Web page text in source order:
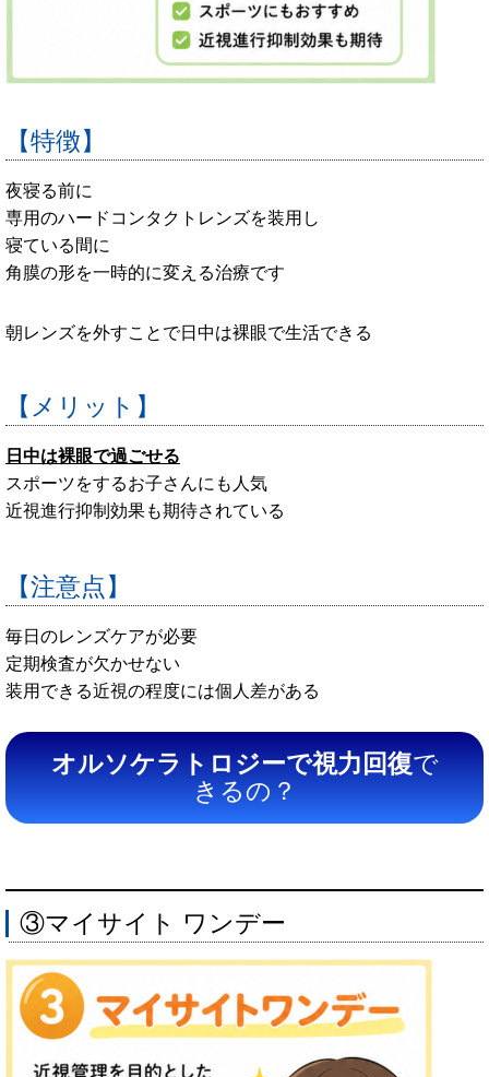
【特徴】
夜寝る前に
専用のハードコンタクトレンズを装用し
寝ている間に
角膜の形を一時的に変える治療です
朝レンズを外すことで日中は裸眼で生活できる
【メリット】
日中は裸眼で過ごせる
スポーツをするお子さんにも人気
近視進行抑制効果も期待されている
【注意点】
毎日のレンズケアが必要
定期検査が欠かせない
装用できる近視の程度には個人差がある
オルソケラトロジーで視力回復で
きるの？
③マイサイト ワンデー